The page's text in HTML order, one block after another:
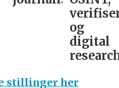
og
digital
stillinger her